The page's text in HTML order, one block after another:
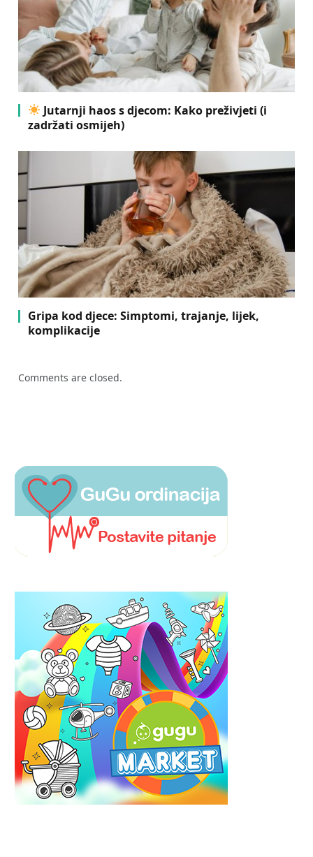
Jutarnji haos s djecom: Kako preživjeti (i
zadržati osmijeh)
Gripa kod djece: Simptomi, trajanje, lijek,
komplikacije
Comments are closed.